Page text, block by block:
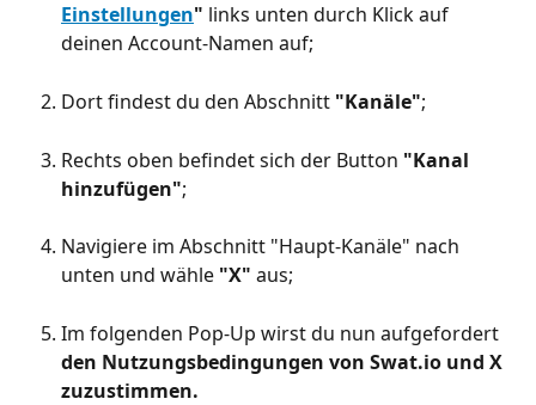
Einstellungen" links unten durch Klick auf
deinen Account-Namen auf;
Dort findest du den Abschnitt "Kanäle";
Rechts oben befindet sich der Button "Kanal
hinzufügen";
Navigiere im Abschnitt "Haupt-Kanäle" nach
unten und wähle "X" aus;
Im folgenden Pop-Up wirst du nun aufgefordert
den Nutzungsbedingungen von Swat.io und X
zuzustimmen.